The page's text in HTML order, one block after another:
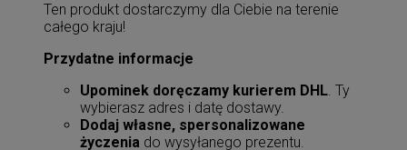
Ten produkt dostarczymy dla Ciebie na terenie
całego kraju!
Przydatne informacje
Upominek doręczamy kurierem DHL. Ty
wybierasz adres i datę dostawy.
Dodaj własne, spersonalizowane
życzenia do wysyłanego prezentu.